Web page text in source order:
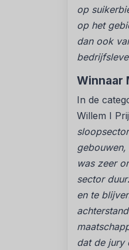
op
op het
dan ook
Winnaar
In de
Willem I
gebouwen,
was zeer
sector
en te
dat de jury